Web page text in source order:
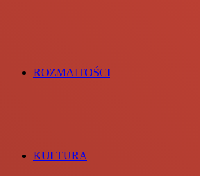
ROZMAITOŚCI
KULTURA